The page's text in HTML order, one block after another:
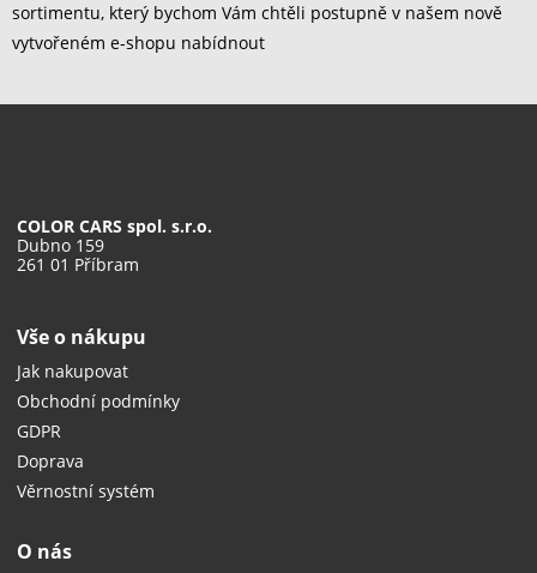
sortimentu, který bychom Vám chtěli postupně v našem nově
vytvořeném e-shopu nabídnout
COLOR CARS spol. s.r.o.
Dubno 159
261 01 Příbram
Vše o nákupu
Jak nakupovat
Obchodní podmínky
GDPR
Doprava
Věrnostní systém
O nás